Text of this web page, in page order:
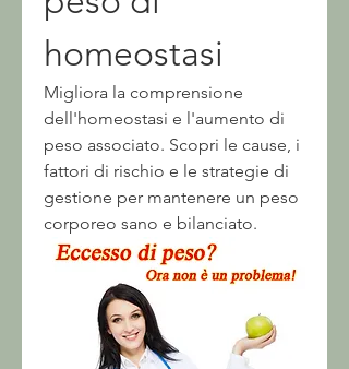
homeostasi
Migliora la comprensione
dell'homeostasi e l'aumento di
peso associato. Scopri le cause, i
fattori di rischio e le strategie di
gestione per mantenere un peso
corporeo sano e bilanciato.